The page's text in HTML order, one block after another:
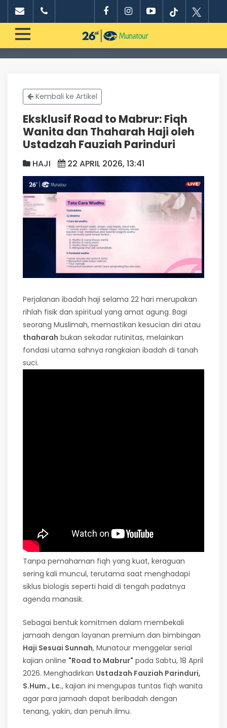
Kembali ke Artikel
Eksklusif Road to Mabrur: Fiqh
Wanita dan Thaharah Haji oleh
Ustadzah Fauziah Parinduri
HAJI 22 APRIL 2026, 13:41
Perjalanan ibadah haji selama 22 hari merupakan
rihlah fisik dan spiritual yang amat agung. Bagi
seorang Muslimah, memastikan kesucian diri atau
thaharah bukan sekadar rutinitas, melainkan
fondasi utama sahnya rangkaian ibadah di tanah
suci.
Tanpa pemahaman fiqh yang kuat, keraguan
sering kali muncul, terutama saat menghadapi
siklus biologis seperti haid di tengah padatnya
agenda manasik.
Sebagai bentuk komitmen dalam membekali
jamaah dengan layanan premium dan bimbingan
Haji Sesuai Sunnah, Munatour menggelar serial
kajian online "Road to Mabrur" pada Sabtu, 18 April
2026. Menghadirkan Ustadzah Fauziah Parinduri,
S.Hum., Lc., kajian ini mengupas tuntas fiqh wanita
agar para jamaah dapat beribadah dengan
tenang, yakin, dan penuh ilmu.